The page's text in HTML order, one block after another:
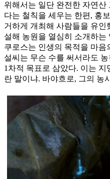
위해서는 일단 완전한 자연
다는 철칙을 세우는 한편, 홍
거하게 개최해 사람들을 유인
설해 농원을 열심히 소개하는
쿠로스는 인생의 목적을 마음
설씨는 무슨 수를 써서라도
1차적 목표로 삼았다. 이는 지
란 말이냐. 바야흐로, 그의 농